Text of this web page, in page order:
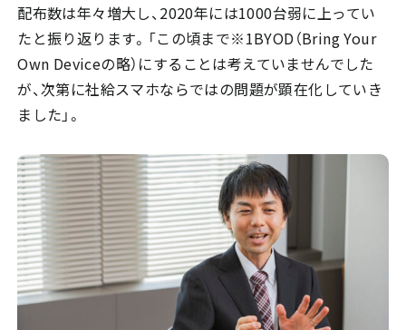
配布数は年々増大し、2020年には1000台弱に上ってい
たと振り返ります。「この頃まで※1BYOD（Bring Your
Own Deviceの略）にすることは考えていませんでした
が、次第に社給スマホならではの問題が顕在化していき
ました」。